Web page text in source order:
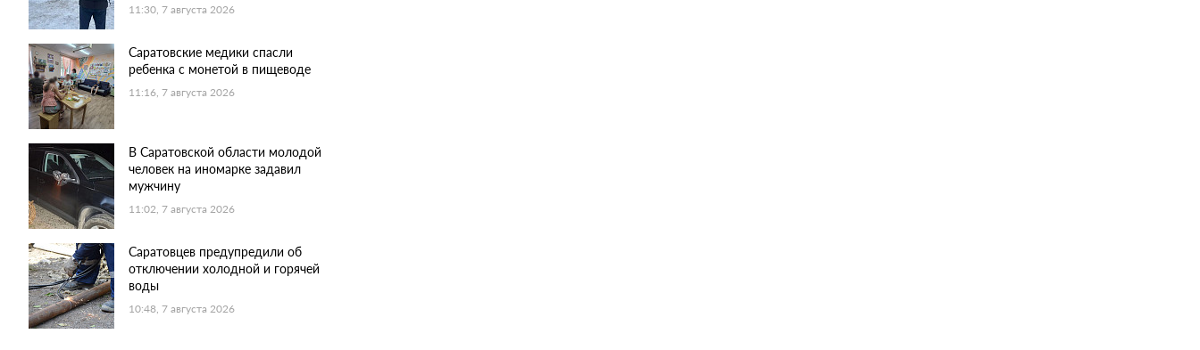
11:30, 7 августа 2026
Саратовские медики спасли
ребенка с монетой в пищеводе
11:16, 7 августа 2026
В Саратовской области молодой
человек на иномарке задавил
мужчину
11:02, 7 августа 2026
Саратовцев предупредили об
отключении холодной и горячей
воды
10:48, 7 августа 2026